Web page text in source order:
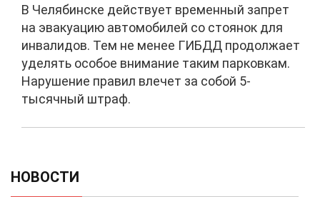
В Челябинске действует временный запрет
на эвакуацию автомобилей со стоянок для
инвалидов. Тем не менее ГИБДД продолжает
уделять особое внимание таким парковкам.
Нарушение правил влечет за собой 5-
тысячный штраф.
НОВОСТИ